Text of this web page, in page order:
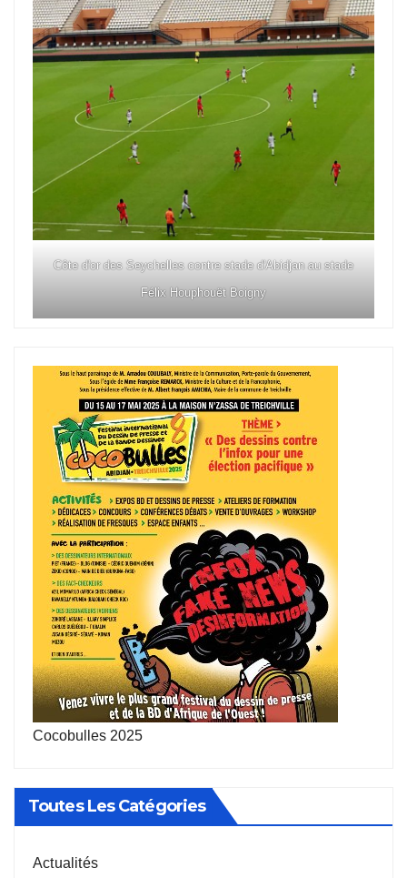
Côte d'or des Seychelles contre stade d'Abidjan au stade
Félix Houphouët Boigny
Cocobulles 2025
Toutes Les Catégories
Actualités